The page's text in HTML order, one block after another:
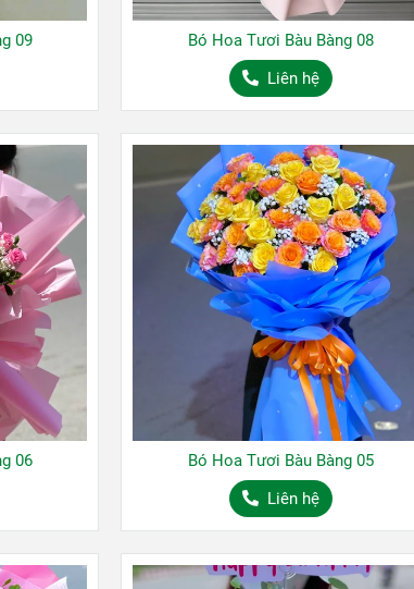
09
Bó Hoa Tươi Bàu Bàng 08
Liên hệ
06
Bó Hoa Tươi Bàu Bàng 05
Liên hệ